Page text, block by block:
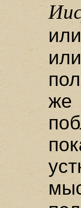
же